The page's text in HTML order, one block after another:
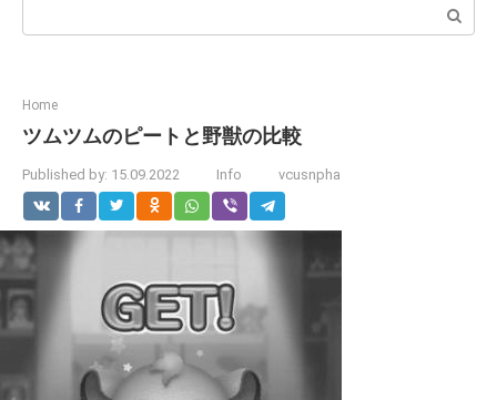
Search:
Home
ツムツムのピートと野獣の比較
Published by: 15.09.2022 Info vcusnpha